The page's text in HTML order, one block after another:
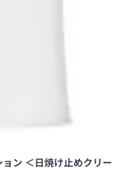
ン ＜日焼け止めクリー